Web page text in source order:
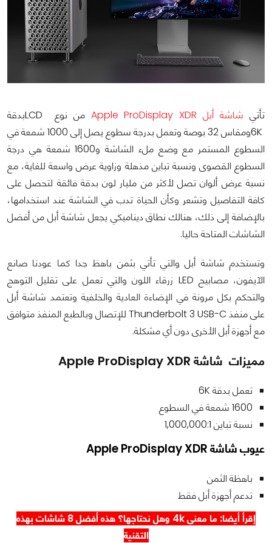
تأتي شاشة أبل Apple ProDisplay XDR
من نوع LCDبدقة
6Kومقاس 32 بوصة وتعمل بدرجة سطوع يصل إلى 1000 شمعة في
السطوع المستمر مع وضع ملء الشاشة و1600 شمعة هي درجة
السطوع القصوى ونسبة تباين مذهلة وزاوية عرض واسعة للغاية، مع
نسبة عرض ألوان تصل لأكثر من مليار لون بدقة فائقة لتحصل على
كافة التفاصيل وتشعر وكأن الحياة تدب في الشاشة عند استخدامها،
بالإضافة إلى ذلك، هنالك نطاق ديناميكي يجعل شاشة أبل من أفضل
الشاشات المتاحة حاليا.
وتستخدم شاشة أبل والتي تأتي بثمن باهظ جدا كما عودنا صانع
الآيفون، مصابيح LED زرقاء اللون والتي تعمل على تقليل التوهج
والتحكم بكل مرونة في الإضاءة العادية والخلفية وتعتمد شاشة أبل
على منفذ Thunderbolt 3 USB-C للإتصال وبالطبع المنفذ متوافق
مع أجهزة أبل الأخرى دون أي مشكلة.
مميزات شاشة Apple ProDisplay XDR
تعمل بدقة 6K
1600 شمعة في السطوع
نسبة تباين 1,000,000:1
عيوب شاشة Apple ProDisplay XDR
باهظة الثمن
تدعم أجهزة أبل فقط
إقرأ أيضا: ما معنى 4k وهل نحتاجها؟ هذه أفضل 8 شاشات
بهذه
التقنية